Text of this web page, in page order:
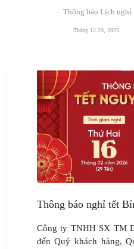
Thông báo Lịch nghỉ
Tháng 12 29, 2025
Thông báo nghỉ tết
Công ty TNHH SX TM
đến Quý khách hàng,